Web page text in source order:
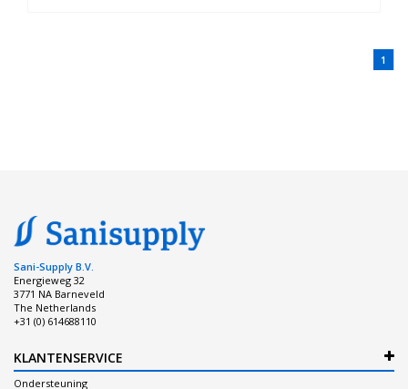
1
Sani-Supply B.V.
Energieweg 32
3771 NA Barneveld
The Netherlands
+31 (0) 614688110
KLANTENSERVICE
Ondersteuning